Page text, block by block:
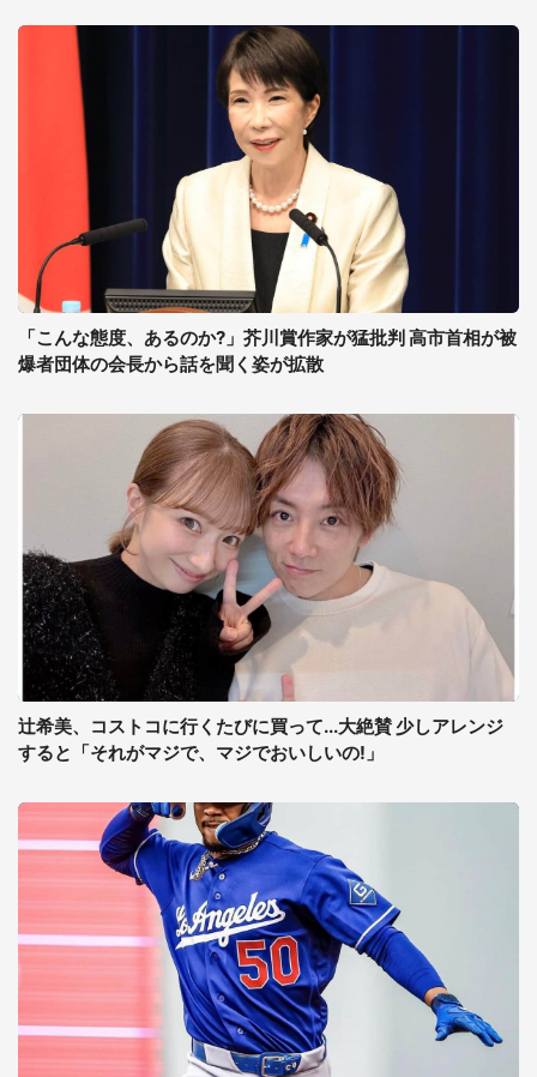
「こんな態度、あるのか?」芥川賞作家が猛批判 高市首相が被
爆者団体の会長から話を聞く姿が拡散
辻希美、コストコに行くたびに買って...大絶賛 少しアレンジ
すると「それがマジで、マジでおいしいの!」